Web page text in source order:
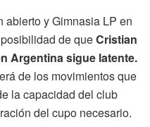
abierto y Gimnasia LP en
de queCristian
Argentina sigue latente.
de los movimientos que
la capacidad del club
del cupo necesario.